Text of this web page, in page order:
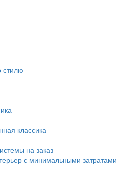
стилю
классика
на заказ
с минимальными затратами